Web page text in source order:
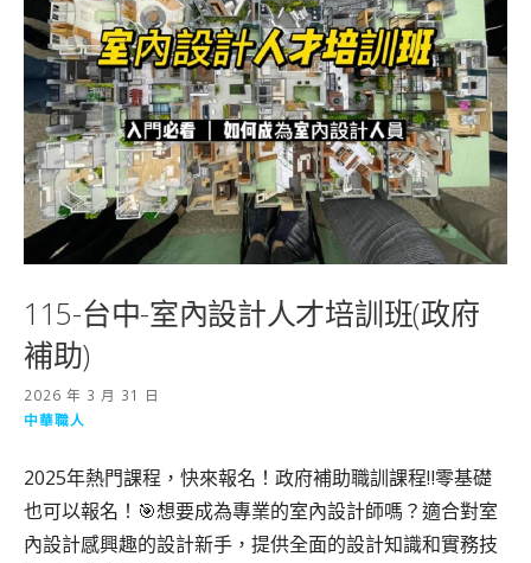
115-台中-室內設計人才培訓班(政府
補助)
2026 年 3 月 31 日
中華職人
2025年熱門課程，快來報名！政府補助職訓課程‼️零基礎
也可以報名！🎯想要成為專業的室內設計師嗎？適合對室
內設計感興趣的設計新手，提供全面的設計知識和實務技